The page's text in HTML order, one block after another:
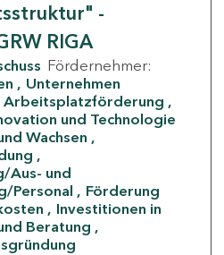
-
RIGA
Fördernehmer:
Unternehmen
Arbeitsplatzförderung
und Technologie
Wachsen
Aus- und
Personal
Förderung
Investitionen in
Beratung